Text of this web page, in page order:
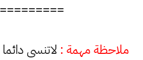
ملاحظة مهمة : لاتنسى